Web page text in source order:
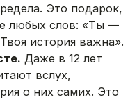
Это подарок,
любых слов: «Ты —
история важна».
Даже в 12 лет
вслух,
о них самих. Это